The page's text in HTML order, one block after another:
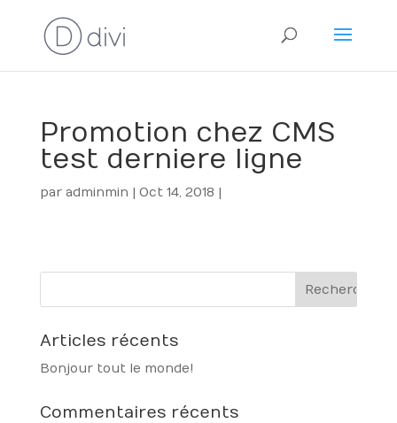
Promotion chez CMS
test derniere ligne
par adminmin | Oct 14, 2018 |
Articles récents
Bonjour tout le monde !
Commentaires récents